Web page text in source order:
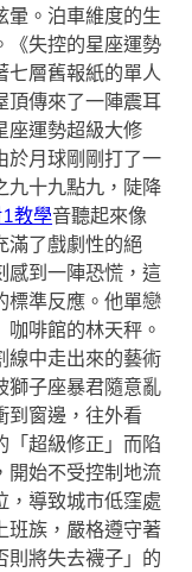
暈。泊車維度的生
《失控的星座運勢
七層舊報紙的單人
頂傳來了一陣震耳
座運勢超級大修
於月球剛剛打了一
九十九點九，陡降
教學音聽起來像
滿了戲劇性的絕
感到一陣恐慌，這
標準反應。他單戀
啡館的林天秤。
線中走出來的藝術
獅子座暴君隨意亂
到窗邊，往外看
「超級修正」而陷
開始不受控制地流
，導致城市低窪處
班族，嚴格遵守著
則將失去襪子」的